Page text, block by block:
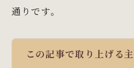
通りです。
この記事で取り上げる